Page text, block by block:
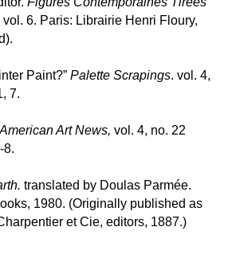
vol. 6. Paris: Librairie Henri Floury,
Paint?” Palette Scrapings. vol. 4,
7.
American Art News, vol. 4, no. 22
8.
translated by Doulas Parmée.
1980. (Originally published as
et Cie, editors, 1887.)